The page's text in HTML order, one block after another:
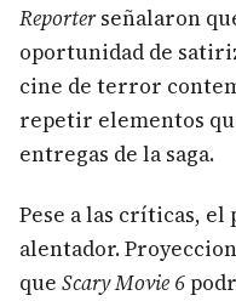
Reporterseñalaron
oportunidad de
cine de terror
repetir elementos
entregas de la saga.
Pese a las críticas,
alentador.
que Scary Movie 6